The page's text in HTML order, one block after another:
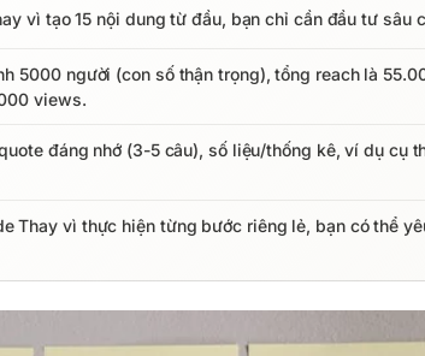
vì tạo 15 nội dung từ đầu, bạn chỉ cần đầu tư sâu
5000 người (con số thận trọng), tổng reach là
views.
đáng nhớ (3-5 câu), số liệu/thống kê, ví dụ cụ
Thay vì thực hiện từng bước riêng lẻ, bạn có thể